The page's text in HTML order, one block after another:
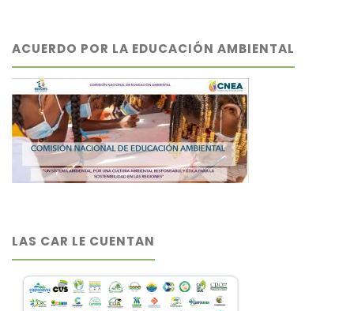
ACUERDO POR LA EDUCACIÓN AMBIENTAL
LAS CAR LE CUENTAN